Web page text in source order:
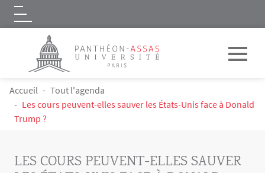
Aller au contenu principal
Logo
FIL D'ARIANE
Accueil
Tout l'agenda
Les cours peuvent-elles sauver les États-Unis face à Donald
Trump ?
LES COURS PEUVENT-ELLES SAUVER